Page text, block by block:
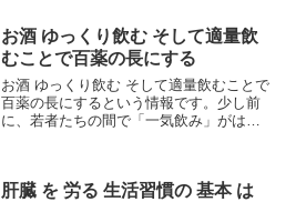
つまみを食べると酒がまずくなる！とい
う酒豪もいます。冷や酒...
お酒 ゆっくり飲む そして適量飲
むことで百薬の長にする
お酒 ゆっくり飲む そして適量飲むことで
百薬の長にするという情報です。少し前
に、若者たちの間で「一気飲み」がはや
なみと注がれたビールや...
肝臓 を 労る 生活習慣の 基本 は